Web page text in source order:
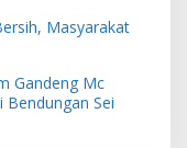
Masyarakat
Gandeng Mc
Sei